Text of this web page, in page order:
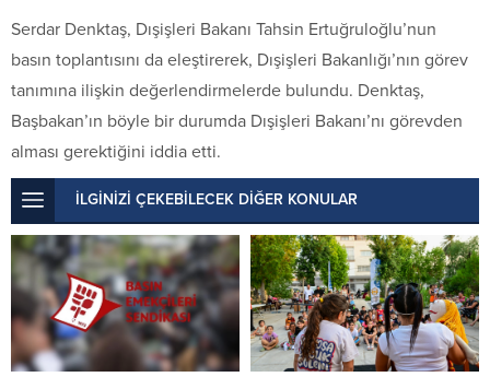
Serdar Denktaş, Dışişleri Bakanı Tahsin Ertuğruloğlu’nun
basın toplantısını da eleştirerek, Dışişleri Bakanlığı’nın görev
tanımına ilişkin değerlendirmelerde bulundu. Denktaş,
Başbakan’ın böyle bir durumda Dışişleri Bakanı’nı görevden
alması gerektiğini iddia etti.
İLGİNİZİ ÇEKEBİLECEK DİĞER KONULAR